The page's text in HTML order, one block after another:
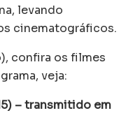
levando
cinematográficos.
confira os filmes
veja:
– transmitido em